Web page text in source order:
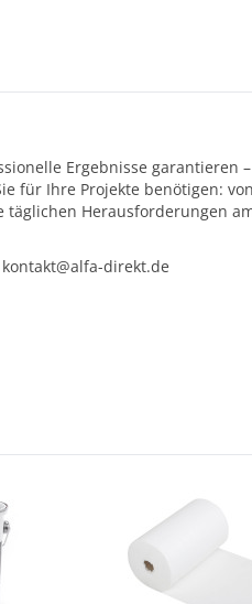
Ergebnisse garantieren
für Ihre Projekte benötigen:
Herausforderungen
direkt.de